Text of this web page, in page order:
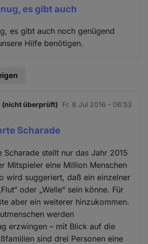
es gibt auch
es gibt auch noch genügend
Hilfe benötigen.
(nicht überprüft) Fr. 8 Jul 2016 - 06:53
Scharade
Scharade stellt nur das Jahr 2015
Mitspieler eine Million Menschen
wird suggeriert, daß ein einzelner
oder „Welle“ sein könne. Für
aber ein weiterer hinzukommen.
werden
erzwingen – mit Blick auf die
sind drei Personen eine